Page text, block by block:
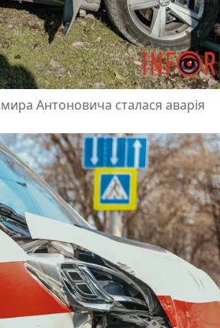
Антоновича сталася аварія